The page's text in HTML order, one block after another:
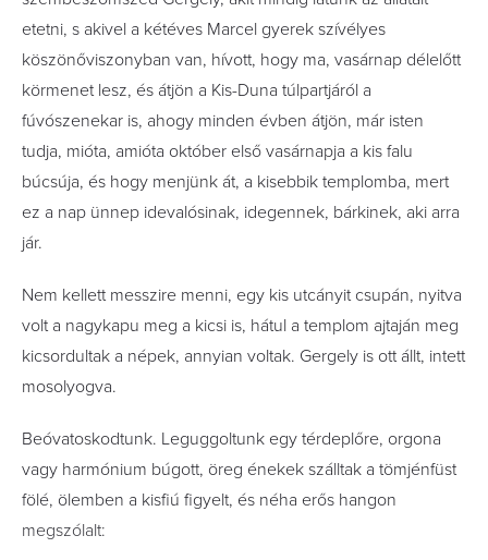
etetni, s akivel a kétéves Marcel gyerek szívélyes
köszönőviszonyban van, hívott, hogy ma, vasárnap délelőtt
körmenet lesz, és átjön a Kis-Duna túlpartjáról a
fúvószenekar is, ahogy minden évben átjön, már isten
tudja, mióta, amióta október első vasárnapja a kis falu
búcsúja, és hogy menjünk át, a kisebbik templomba, mert
ez a nap ünnep idevalósinak, idegennek, bárkinek, aki arra
jár.
Nem kellett messzire menni, egy kis utcányit csupán, nyitva
volt a nagykapu meg a kicsi is, hátul a templom ajtaján meg
kicsordultak a népek, annyian voltak. Gergely is ott állt, intett
mosolyogva.
Beóvatoskodtunk. Leguggoltunk egy térdeplőre, ­orgona
vagy harmónium búgott, öreg énekek szálltak a tömjénfüst
fölé, ölemben a kisfiú figyelt, és néha erős hangon
megszólalt: